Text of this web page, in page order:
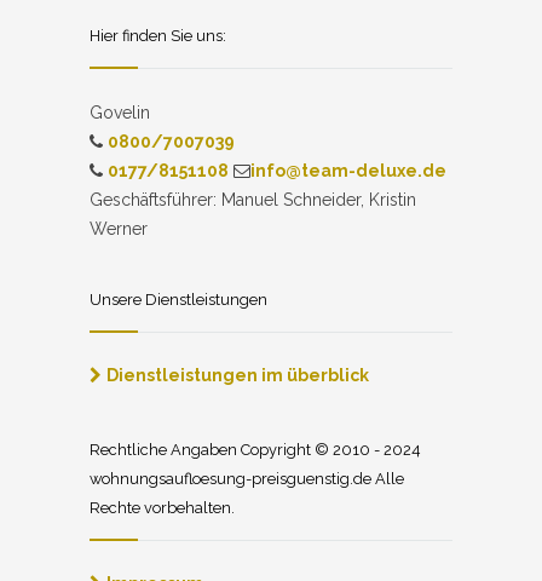
Hier finden Sie uns:
Govelin
0800/7007039
0177/8151108
info@team-deluxe.de
Geschäftsführer: Manuel Schneider, Kristin
Werner
Unsere Dienstleistungen
Dienstleistungen im überblick
Rechtliche Angaben Copyright © 2010 - 2024
wohnungsaufloesung-preisguenstig.de Alle
Rechte vorbehalten.